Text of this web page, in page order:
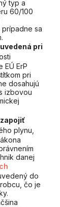
typ a
60/100
sa
pri
ErP
pri
dosahujú
izbovou
plynu,
danej
do
čo je